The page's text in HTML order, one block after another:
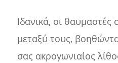
Ιδανικά, οι θαυμαστές
μεταξύ τους,
σας ακρογωνιαίος